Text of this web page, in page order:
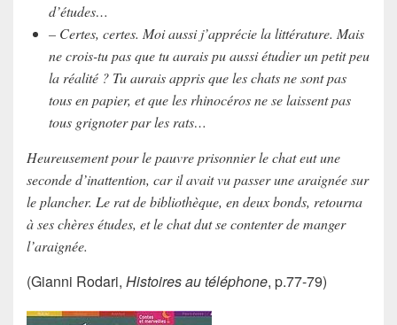
d’études…
– Certes, certes. Moi aussi j’apprécie la littérature. Mais
ne crois-tu pas que tu aurais pu aussi étudier un petit peu
la réalité ? Tu aurais appris que les chats ne sont pas
tous en papier, et que les rhinocéros ne se laissent pas
tous grignoter par les rats…
Heureusement pour le pauvre prisonnier le chat eut une
seconde d’inattention, car il avait vu passer une araignée sur
le plancher. Le rat de bibliothèque, en deux bonds, retourna
à ses chères études, et le chat dut se contenter de manger
l’araignée.
(Gianni Rodari, Histoires au téléphone, p.77-79)